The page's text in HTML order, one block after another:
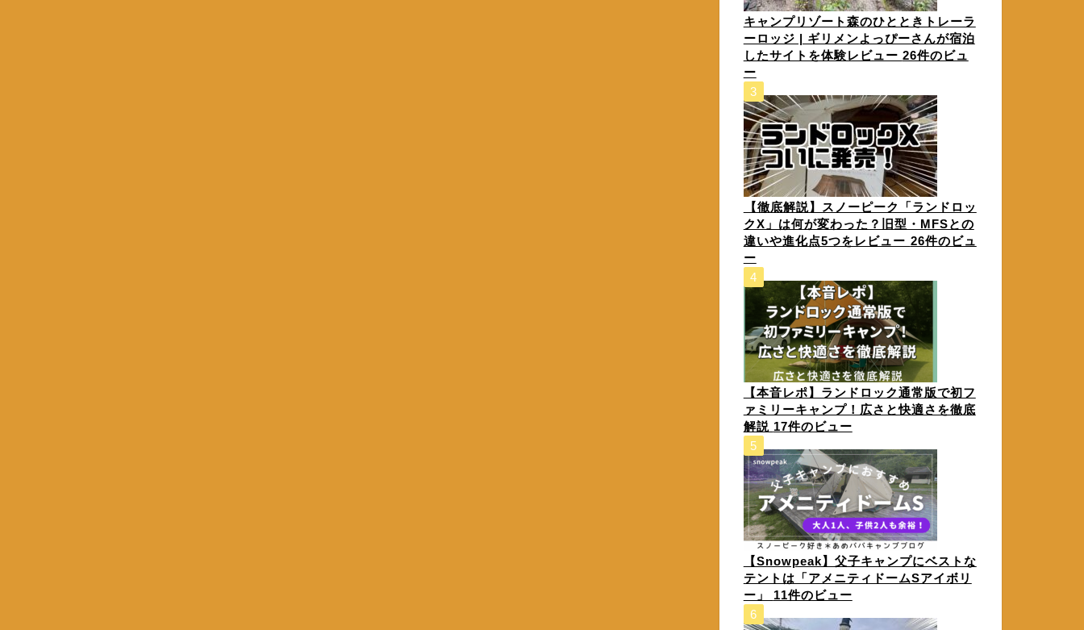
キャンプリゾート森のひとときトレーラ
ーロッジ | ギリメンよっぴーさんが宿泊
したサイトを体験レビュー 26件のビュ
ー
⁠【徹底解説】スノーピーク「ランドロッ
クX」は何が変わった？旧型・MFSとの
違いや進化点5つをレビュー⁠ 26件のビュ
ー
【本音レポ】ランドロック通常版で初フ
ァミリーキャンプ！広さと快適さを徹底
解説 17件のビュー
【Snowpeak】父子キャンプにベストな
テントは「アメニティドームSアイボリ
ー」 11件のビュー